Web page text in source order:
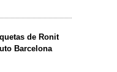
de Ronit
Barcelona